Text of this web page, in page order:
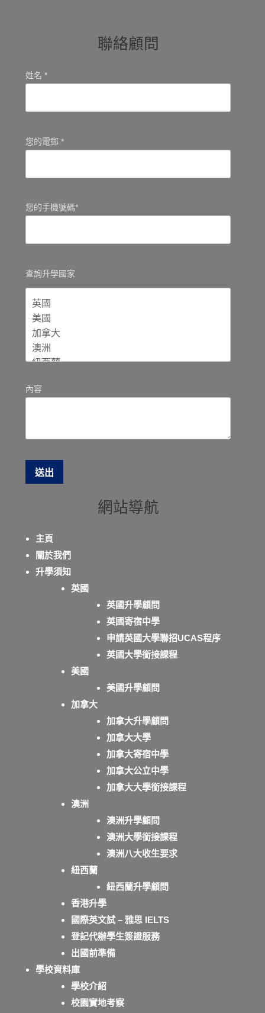
聯絡顧問
姓名 *
您的電郵 *
您的手機號碼*
查詢升學國家
內容
網站導航
主頁
關於我們
升學須知
英國
英國升學顧問
英國寄宿中學
申請英國大學聯招UCAS程序
英國大學銜接課程
美國
美國升學顧問
加拿大
加拿大升學顧問
加拿大大學
加拿大寄宿中學
加拿大公立中學
加拿大大學銜接課程
澳洲
澳洲升學顧問
澳洲大學銜接課程
澳洲八大收生要求
紐西蘭
紐西蘭升學顧問
香港升學
國際英文試 – 雅思 IELTS
登記代辦學生簽證服務
出國前準備
學校資料庫
學校介紹
校園實地考察